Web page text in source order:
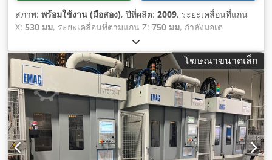
สภาพ: พร้อมใช้งาน (มือสอง), ปีที่ผลิต: 2009, ระยะเคลื่อนที่แกน
X: 530 มม, ระยะเคลื่อนที่ตามแกน Z: 750 มม, กำลังมอเต
, ความเร็วแกนหมุน (สูงสุด):
นาที, จำนวนช่องของแมกกาซีนเครื่องมือ:22, จำนวนเพลา:4,
โฆษณาขนาดเล็ก